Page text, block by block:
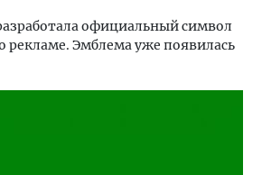
официальный символ
рекламе. Эмблема уже появилась